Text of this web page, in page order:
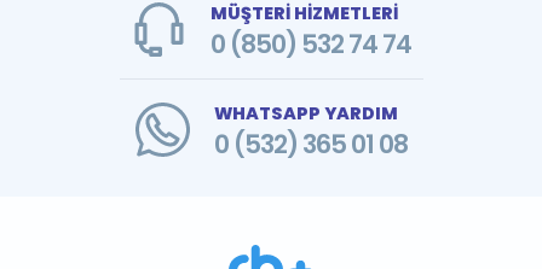
MÜŞTERİ HİZMETLERİ
0 (850) 532 74 74
WHATSAPP YARDIM
0 (532) 365 01 08